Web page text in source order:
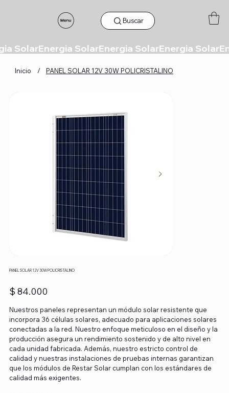
Buscar
Inicio / PANEL SOLAR 12V 30W POLICRISTALINO
PANEL SOLAR 12V 30W POLICRISTALINO
Precio
$ 84.000
Nuestros paneles representan un módulo solar resistente que
incorpora 36 células solares, adecuado para aplicaciones solares
conectadas a la red. Nuestro enfoque meticuloso en el diseño y la
producción asegura un rendimiento sostenido y de alto nivel en
cada unidad fabricada. Además, nuestro estricto control de
calidad y nuestras instalaciones de pruebas internas garantizan
que los módulos de Restar Solar cumplan con los estándares de
calidad más exigentes.